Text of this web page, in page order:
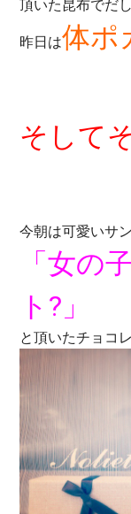
頂いた昆布でだ
昨日は体ポ
そして
今朝は可愛いサ
「女の
ト?」
と頂いたチョコ